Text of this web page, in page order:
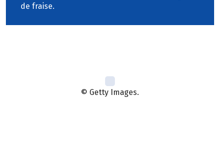
de fraise.
© Getty Images.